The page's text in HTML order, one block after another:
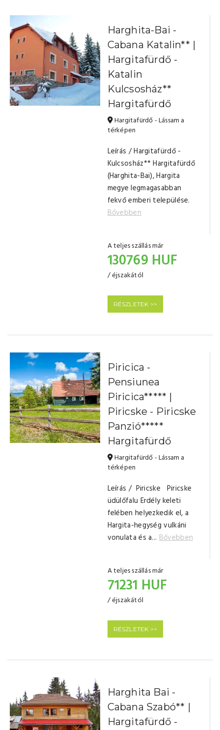
Harghita-Bai -
Cabana Katalin** |
Hargitafürdő -
Katalin
Kulcsosház**
Hargitafürdő
Hargitafürdő - Lássam a
térképen
Leírás / Hargitafürdő -
Kulcsosház** Hargitafürdő
(Harghita-Bai), Hargita
megye legmagasabban
fekvő emberi települése.
Bővebben
A teljes szállás már
130769 HUF
/ éjszakától
RÉSZLETEK >>
Piricica -
Pensiunea
Piricica***** |
Piricske - Piricske
Panzió*****
Hargitafürdő
Hargitafürdő - Lássam a
térképen
Leírás / Piricske Piricske
üdülőfalu Erdély keleti
felében helyezkedik el, a
Hargita-hegység vulkáni
vonulata és a... Bővebben
A teljes szállás már
71231 HUF
/ éjszakától
RÉSZLETEK >>
Harghita Bai -
Cabana Szabó** |
Hargitafürdő -